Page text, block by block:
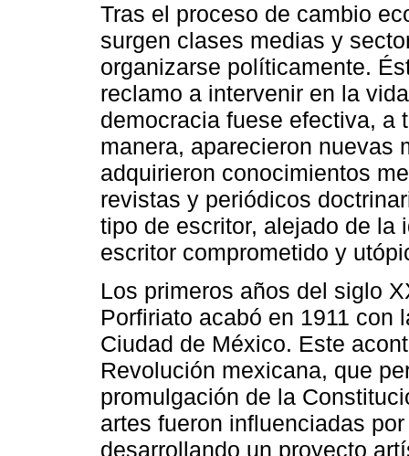
Tras el proceso de cambio
surgen clases medias y
organizarse políticamente.
reclamo a intervenir en la
democracia fuese efectiva, a
manera, aparecieron nuevas
adquirieron conocimientos
revistas y periódicos
tipo de escritor, alejado de la
escritor comprometido y
Los primeros años del siglo
Porfiriato acabó en 1911 con
Ciudad de México. Este
Revolución mexicana, que
promulgación de la
artes fueron influenciadas
desarrollando un proyecto